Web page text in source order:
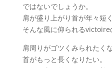
ではないでしょうか。
肩が盛り上がり首が年々短
そんな風に仰られるvictoire
肩周りがゴツくみられたくな
首がもっと長くなりたい。